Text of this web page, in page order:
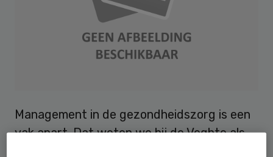
Management in de gezondheidszorg is een
vak apart. Dat weten we bij de Veghte als